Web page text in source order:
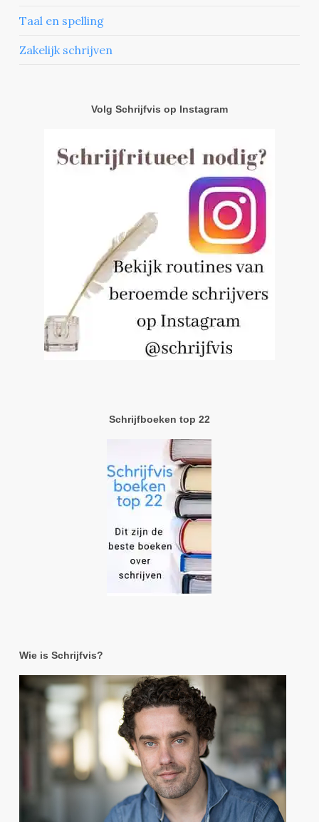
Taal en spelling
Zakelijk schrijven
Volg Schrijfvis op Instagram
Schrijfboeken top 22
Wie is Schrijfvis?